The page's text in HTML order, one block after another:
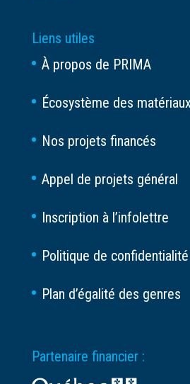
Liens utiles
À propos de PRIMA
Écosystème des
Nos projets financés
Appel de projets général
Inscription à l’infolettre
Politique de confidentialité
Plan d’égalité des genres
Partenaire financier :